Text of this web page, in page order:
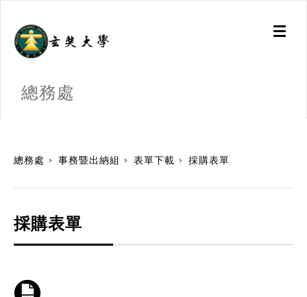
Toggle
總務處
總務處 事務暨出納組 表單下載 採購表單
採購表單